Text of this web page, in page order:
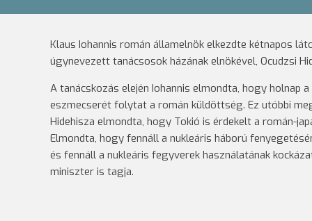
Klaus Iohannis román államelnök elkezdte kétnapos
úgynevezett tanácsosok házának elnökével, Ocudzsi
A tanácskozás elején Iohannis elmondta, hogy holnap
eszmecserét folytat a román küldöttség. Ez utóbbi
Hidehisza elmondta, hogy Tokió is érdekelt a román-
Elmondta, hogy fennáll a nukleáris háború
és fennáll a nukleáris fegyverek használatának
miniszter is tagja.